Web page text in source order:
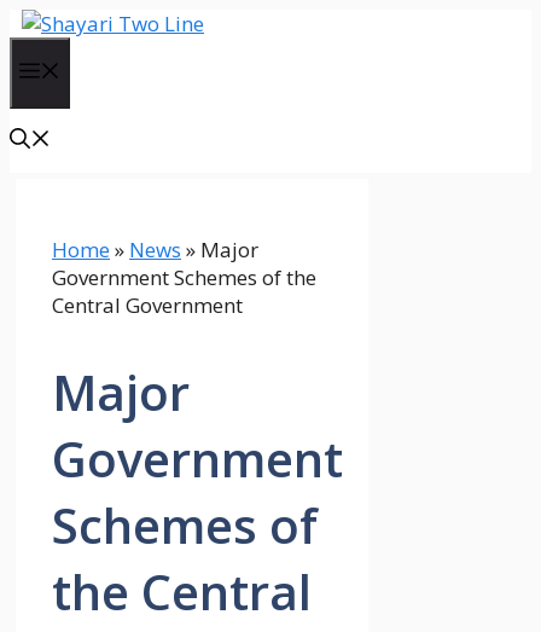
Skip
content
Home» News » Major
Government Schemes of the
Central Government
Major
Government
Schemes of
the Central